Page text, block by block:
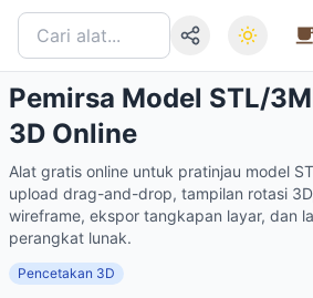
Pemirsa Model STL/
3D Online
Alat gratis online untuk pratinjau model
upload drag-and-drop, tampilan rotasi
wireframe, ekspor tangkapan layar, dan
perangkat lunak.
Pencetakan 3D